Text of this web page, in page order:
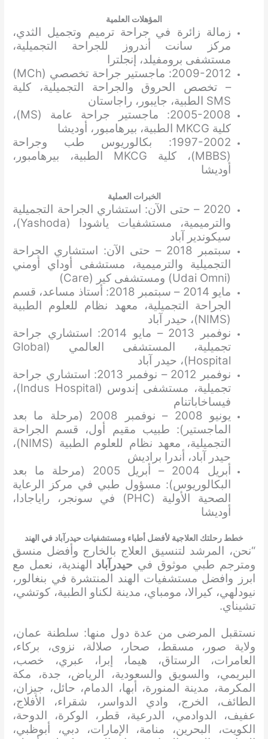
المؤهلات العلمية
زمالة زائرة في جراحة ترميم وتجميل الثدي،
مركز سانت أندروز للجراحة التجميلية،
مستشفى برومفيلد، إنجلترا
2009-2012: ماجستير جراحة تخصصي (MCh)
– تخصص الحروق والجراحة التجميلية، كلية
SMS الطبية، جايبور، راجاستان
2005-2008: ماجستير جراحة عامة (MS)،
كلية MKCG الطبية، بيرهامبور، أوديشا
1997-2002: بكالوريوس طب وجراحة
(MBBS)، كلية MKCG الطبية، بيرهامبور،
أوديشا
الخبرات العملية
2020 – حتى الآن: استشاري الجراحة التجميلية
والترميمية، مستشفيات ياشودا (Yashoda)،
سيكوندير آباد
سبتمبر 2018 – حتى الآن: استشاري الجراحة
التجميلية والترميمية، مستشفى أوداي أومني
(Udai Omni) ومستشفى كير (Care)
مايو 2014 – سبتمبر 2018: أستاذ مساعد، قسم
الجراحة التجميلية، معهد نظام للعلوم الطبية
(NIMS)، حيدر آباد
نوفمبر 2013 – مايو 2014: استشاري جراحة
تجميلية، المستشفى العالمي (Global
Hospital)، حيدر آباد
نوفمبر 2012 – نوفمبر 2013: استشاري جراحة
تجميلية، مستشفى إندوس (Indus Hospital)،
فيساخاباتنام
يونيو 2008 – نوفمبر 2008 (مرحلة ما بعد
الماجستير): طبيب مقيم أول، قسم الجراحة
التجميلية، معهد نظام للعلوم الطبية (NIMS)،
حيدر آباد، أندرا براديش
أبريل 2004 – أبريل 2005 (مرحلة ما بعد
البكالوريوس): مسؤول طبي في مركز الرعاية
الصحية الأولية (PHC) في سونجر، راياجادا،
أوديشا
خطط رحلتك العلاجية لأفضل أطباء ومستشفيات حيدرآباد في الهند
“نحن، المرشد لتنسيق العلاج بالخارج وأفضل منسق
ومترجم طبي موثوق في حيدرآباد الهندية، نعمل مع
ابرز وافضل مستشفيات الهند المنتشرة في بنغالور،
نيودلهي، كيرالا، مومباي، مدينة لكناو الطبية، كوتشي،
تشيناي.
نستقبل المرضى من عدة دول منها: سلطنة عمان،
ولاية صور، مسقط، صحار، صلالة، نزوى، بركاء،
العامرات، الرستاق، هيما، إبرا، عبري، خصب،
البريمي، والسويق والسعودية، الرياض، جدة، مكة
المكرمة، مدينة المنورة، أبها، الدمام، حائل، جيزان،
الطائف، الخرج، وادي الدواسر، شقراء، الأفلاج،
عفيف، الدوادمي، الدرعية، قطر، الوكرة، الدوحة،
الكويت، البحرين، منامة، الإمارات، دبي، أبوظبي،